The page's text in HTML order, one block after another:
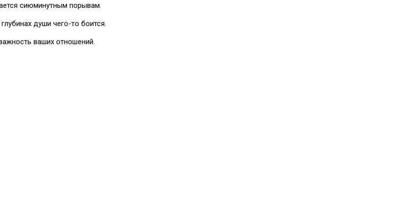
сиюминутным порывам.
души чего-то боится.
ваших отношений.